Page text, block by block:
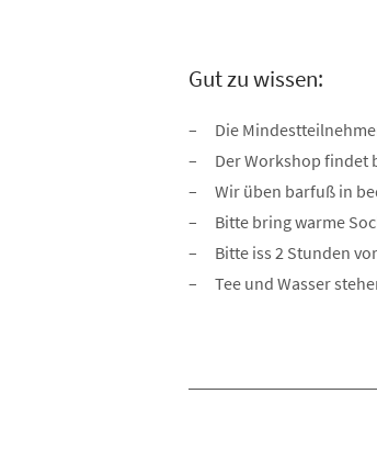
Gut zu wissen:
Die
Der Workshop findet
Wir üben barfuß in
Bitte bring warme
Bitte iss 2 Stunden
Tee und Wasser